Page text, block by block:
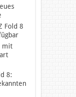
Fold 8
mit
8: